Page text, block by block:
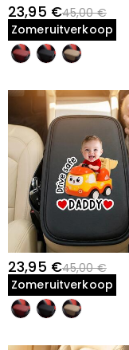
23,95 €45,00 €
Zomeruitverkoop
23,95 €45,00 €
Zomeruitverkoop